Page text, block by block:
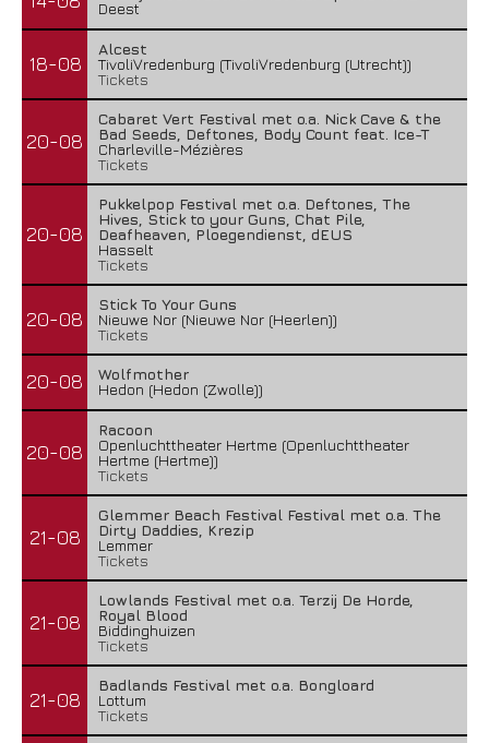
Deest
18-08
Alcest
TivoliVredenburg (TivoliVredenburg (Utrecht))
Tickets
20-08
Cabaret Vert Festival met o.a. Nick Cave & the
Bad Seeds, Deftones, Body Count feat. Ice-T
Charleville-Mézières
Tickets
20-08
Pukkelpop Festival met o.a. Deftones, The
Hives, Stick to your Guns, Chat Pile,
Deafheaven, Ploegendienst, dEUS
Hasselt
Tickets
20-08
Stick To Your Guns
Nieuwe Nor (Nieuwe Nor (Heerlen))
Tickets
20-08
Wolfmother
Hedon (Hedon (Zwolle))
20-08
Racoon
Openluchttheater Hertme (Openluchttheater
Hertme (Hertme))
Tickets
21-08
Glemmer Beach Festival Festival met o.a. The
Dirty Daddies, Krezip
Lemmer
Tickets
21-08
Lowlands Festival met o.a. Terzij De Horde,
Royal Blood
Biddinghuizen
Tickets
21-08
Badlands Festival met o.a. Bongloard
Lottum
Tickets